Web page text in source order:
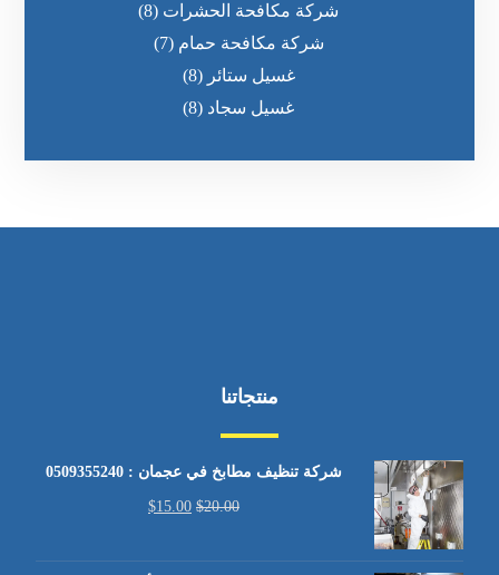
شركة مكافحة الحشرات (8)
شركة مكافحة حمام (7)
غسيل ستائر (8)
غسيل سجاد (8)
منتجاتنا
شركة تنظيف مطابخ في عجمان : 0509355240
$20.00
$15.00